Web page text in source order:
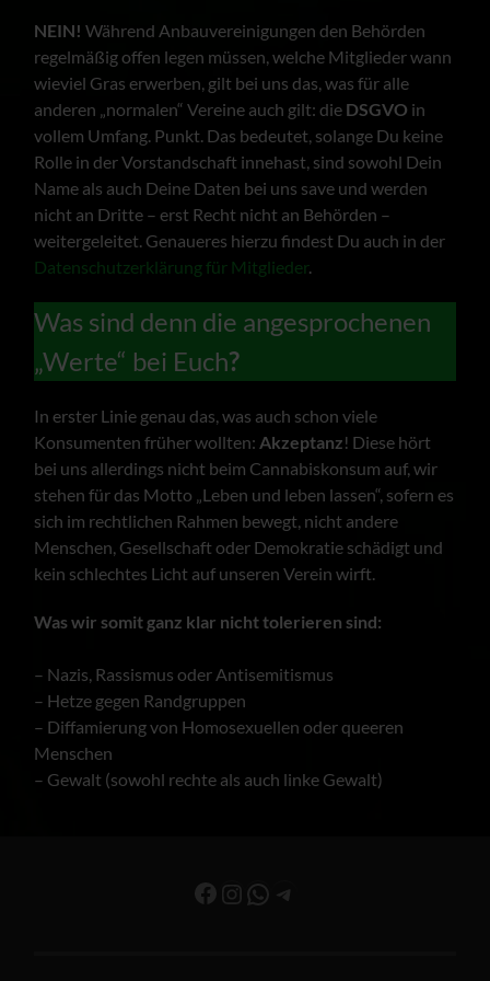
NEIN! Während Anbauvereinigungen den Behörden
regelmäßig offen legen müssen, welche Mitglieder wann
wieviel Gras erwerben, gilt bei uns das, was für alle
anderen „normalen“ Vereine auch gilt: die DSGVO in
vollem Umfang. Punkt. Das bedeutet, solange Du keine
Rolle in der Vorstandschaft innehast, sind sowohl Dein
Name als auch Deine Daten bei uns save und werden
nicht an Dritte – erst Recht nicht an Behörden –
weitergeleitet. Genaueres hierzu findest Du auch in der
Datenschutzerklärung für Mitglieder.
Was sind denn die angesprochenen
„Werte“ bei Euch?
In erster Linie genau das, was auch schon viele
Konsumenten früher wollten: Akzeptanz! Diese hört
bei uns allerdings nicht beim Cannabiskonsum auf, wir
stehen für das Motto „Leben und leben lassen“, sofern es
sich im rechtlichen Rahmen bewegt, nicht andere
Menschen, Gesellschaft oder Demokratie schädigt und
kein schlechtes Licht auf unseren Verein wirft.
Was wir somit ganz klar nicht tolerieren sind:
– Nazis, Rassismus oder Antisemitismus
– Hetze gegen Randgruppen
– Diffamierung von Homosexuellen oder queeren
Menschen
– Gewalt (sowohl rechte als auch linke Gewalt)
Facebook
Instagram
WhatsApp
Telegram